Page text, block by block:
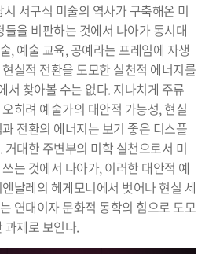
서구식 미술의 역사가 구축해온 미
을 비판하는 것에서 나아가 동시대
, 예술 교육, 공예라는 프레임에 자생
실적 전환을 도모한 실천적 에너지를
서 찾아볼 수는 없다. 지나치게 주류
히려 예술가의 대안적 가능성, 현실
전환의 에너지는 보기 좋은 디스플
대한 주변부의 미학 실천으로서 미
는 것에서 나아가, 이러한 대안적 예
날레의 헤게모니에서 벗어나 현실 세
연대이자 문화적 동학의 힘으로 도모
과제로 보인다.